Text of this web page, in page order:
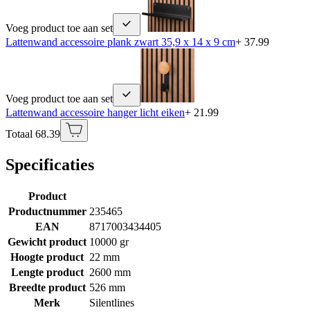
Voeg product toe aan set
Lattenwand accessoire plank zwart 35,9 x 14 x 9 cm+ 37.99
Voeg product toe aan set
Lattenwand accessoire hanger licht eiken+ 21.99
Totaal 68.39
Specificaties
Product
Productnummer 235465
EAN
8717003434405
Gewicht product 10000 gr
Hoogte product 22 mm
Lengte product 2600 mm
Breedte product 526 mm
Merk
Silentlines